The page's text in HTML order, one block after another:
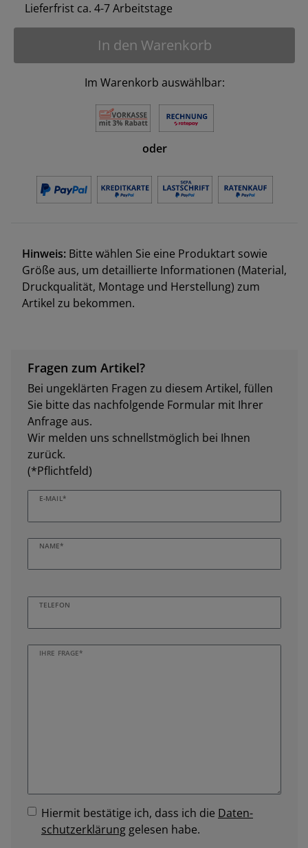
Lieferfrist ca. 4-7 Arbeitstage
In den Warenkorb
Im Warenkorb auswählbar:
oder
Hinweis: Bitte wählen Sie eine Produktart sowie
Größe aus, um detaillierte Informationen (Material,
Druckqualität, Montage und Herstellung) zum
Artikel zu bekommen.
Fragen zum Artikel?
Bei ungeklärten Fragen zu diesem Artikel, füllen
Sie bitte das nachfolgende Formular mit Ihrer
Anfrage aus.
Wir melden uns schnellstmöglich bei Ihnen
zurück.
(*Pflichtfeld)
E-MAIL*
NAME*
TELEFON
IHRE FRAGE*
Hiermit bestätige ich, dass ich die Daten­
schutz­erklärung gelesen habe.